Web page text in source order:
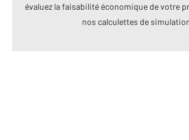
évaluez la faisabilité économique de votre
nos calculettes de